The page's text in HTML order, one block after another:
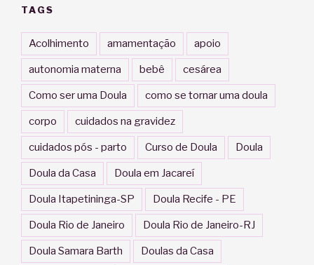
TAGS
Acolhimento amamentação apoio
autonomia materna bebê cesárea
Como ser uma Doula como se tornar uma doula
corpo cuidados na gravidez
cuidados pós - parto Curso de Doula Doula
Doula da Casa Doula em Jacareí
Doula Itapetininga-SP Doula Recife - PE
Doula Rio de Janeiro Doula Rio de Janeiro-RJ
Doula Samara Barth Doulas da Casa